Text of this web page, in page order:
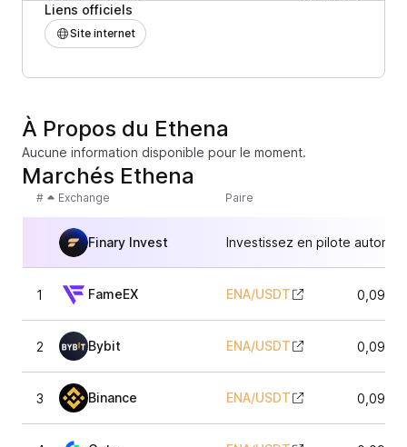
Liens officiels
Site internet
À Propos du Ethena
Aucune information disponible pour le moment.
Marchés Ethena
# Exchange Paire
Finary Invest Investissez en pilote
1 FameEX ENA/USDT
2 Bybit ENA/USDT
3 Binance ENA/USDT